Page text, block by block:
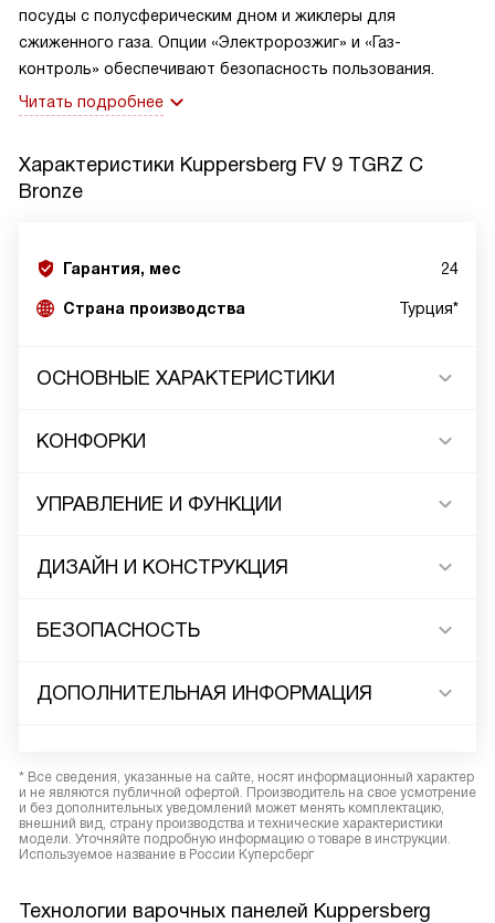
посуды с полусферическим дном и жиклеры для
сжиженного газа. Опции «Электророзжиг» и «Газ-
контроль» обеспечивают безопасность пользования.
Читать подробнее
Характеристики Kuppersberg FV 9 TGRZ C
Bronze
Гарантия, мес 24
Страна производства Турция*
ОСНОВНЫЕ ХАРАКТЕРИСТИКИ
КОНФОРКИ
УПРАВЛЕНИЕ И ФУНКЦИИ
ДИЗАЙН И КОНСТРУКЦИЯ
БЕЗОПАСНОСТЬ
ДОПОЛНИТЕЛЬНАЯ ИНФОРМАЦИЯ
* Все сведения, указанные на сайте, носят информационный характер
и не являются публичной офертой. Производитель на свое усмотрение
и без дополнительных уведомлений может менять комплектацию,
внешний вид, страну производства и технические характеристики
модели. Уточняйте подробную информацию о товаре в инструкции.
Используемое название в России Куперсберг
Технологии варочных панелей Kuppersberg